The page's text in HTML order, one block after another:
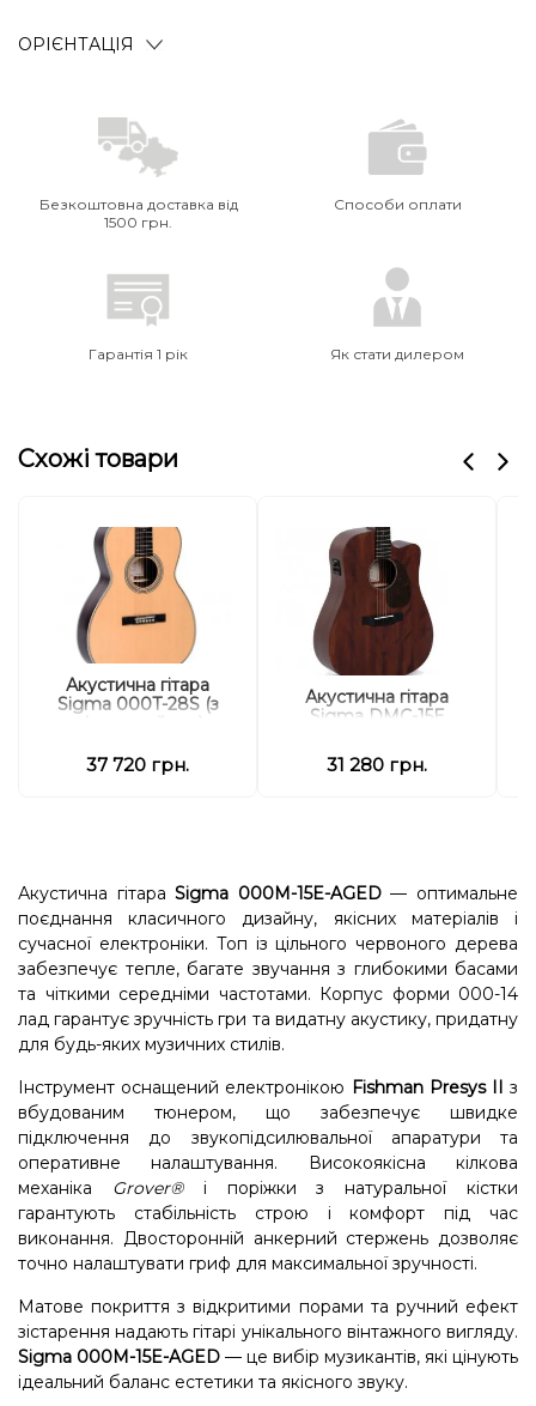
ОРІЄНТАЦІЯ
Безкоштовна доставка від
1500 грн.
Способи оплати
Гарантія 1 рік Як стати дилером
Схожі товари
Акустична гітара
Sigma 000T-28S (з
37 720 грн.
Акустична гітара
Sigma DMC-15E
31 280 грн.
Акустична гітараSigma 000M-15E-AGED— оптимальне
поєднання класичного дизайну, якісних матеріалів і
сучасної електроніки. Топ із цільного червоного дерева
забезпечує тепле, багате звучання з глибокими басами
та чіткими середніми частотами. Корпус форми 000-14
лад гарантує зручність гри та видатну акустику, придатну
для будь-яких музичних стилів.
Інструмент оснащений електронікою Fishman Presys II з
вбудованим тюнером, що забезпечує швидке
підключення до звукопідсилювальної апаратури та
оперативне налаштування. Високоякісна кілкова
механіка Grover®і поріжки з натуральної кістки
гарантують стабільність строю і комфорт під час
виконання. Двосторонній анкерний стержень дозволяє
точно налаштувати гриф для максимальної зручності.
Матовe покриття з відкритими порами та ручний ефект
зістарення надають гітарі унікального вінтажного вигляду.
Sigma 000M-15E-AGED — це вибір музикантів, які цінують
ідеальний баланс естетики та якісного звуку.